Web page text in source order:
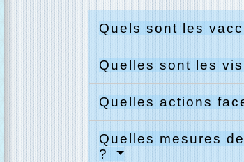
Quels sont les
Quelles sont les
Quelles actions
Quelles mesures
?